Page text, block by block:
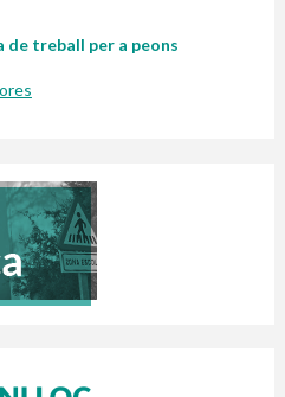
treball per a peons